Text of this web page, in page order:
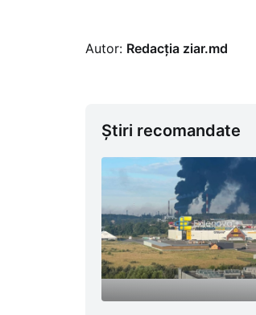
Autor: Redacția ziar.md
Știri recomandate